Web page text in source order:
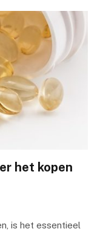
het kopen
is het essentieel